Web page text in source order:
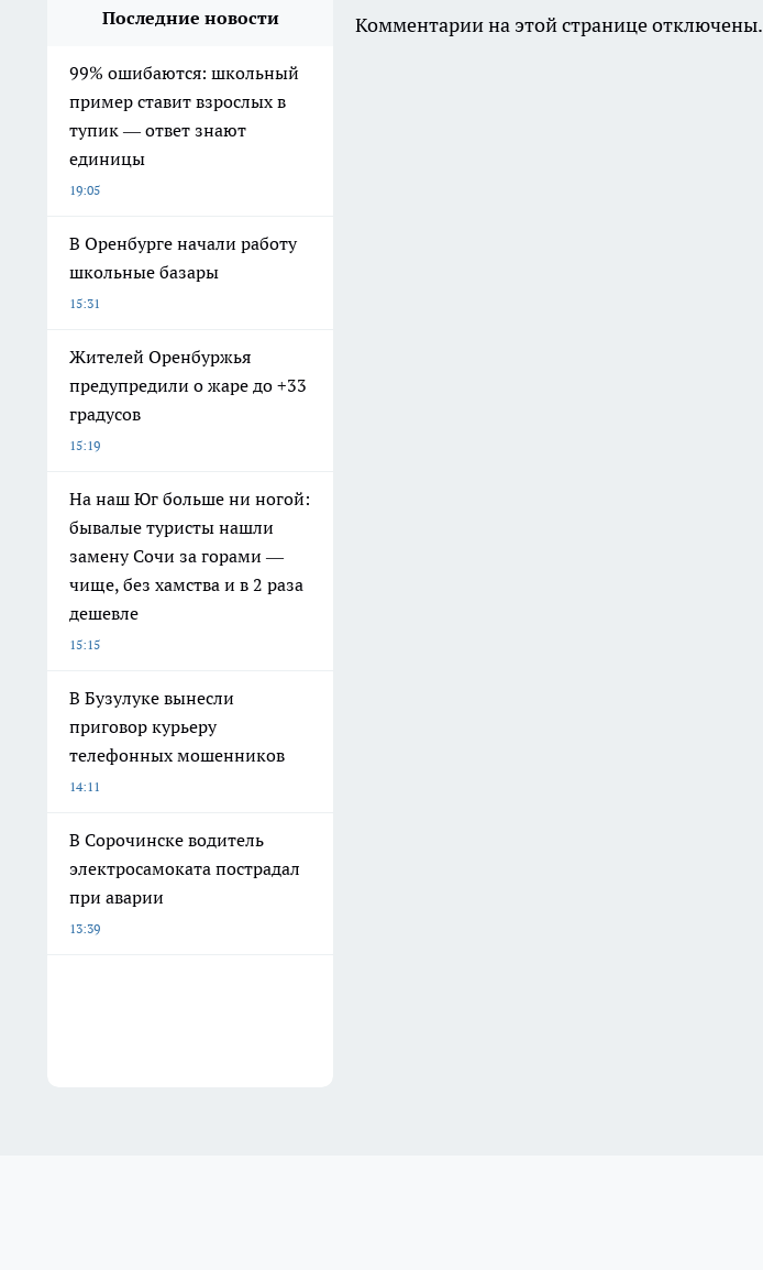
Последние новости
99% ошибаются: школьный
пример ставит взрослых в
тупик — ответ знают
единицы
19:05
В Оренбурге начали работу
школьные базары
15:31
Жителей Оренбуржья
предупредили о жаре до +33
градусов
15:19
На наш Юг больше ни ногой:
бывалые туристы нашли
замену Сочи за горами —
чище, без хамства и в 2 раза
дешевле
15:15
В Бузулуке вынесли
приговор курьеру
телефонных мошенников
14:11
В Сорочинске водитель
электросамоката пострадал
при аварии
13:39
Комментарии на этой странице отключены.